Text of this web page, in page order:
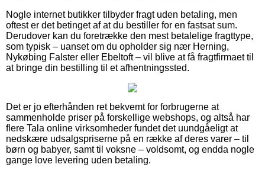
Nogle internet butikker tilbyder fragt uden betaling, men
oftest er det betinget af at du bestiller for en fastsat sum.
Derudover kan du foretrække den mest betalelige fragttype,
som typisk – uanset om du opholder sig nær Herning,
Nykøbing Falster eller Ebeltoft – vil blive at få fragtfirmaet til
at bringe din bestilling til et afhentningssted.
Det er jo efterhånden ret bekvemt for forbrugerne at
sammenholde priser på forskellige webshops, og altså har
flere Tala online virksomheder fundet det uundgåeligt at
nedskære udsalgspriserne på en række af deres varer – til
børn og babyer, samt til voksne – voldsomt, og endda nogle
gange love levering uden betaling.